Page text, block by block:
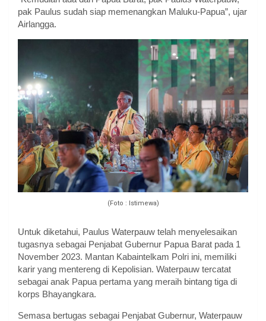
pak Paulus sudah siap memenangkan Maluku-Papua”, ujar
Airlangga.
(Foto : Istimewa)
Untuk diketahui, Paulus Waterpauw telah menyelesaikan
tugasnya sebagai Penjabat Gubernur Papua Barat pada 1
November 2023. Mantan Kabaintelkam Polri ini, memiliki
karir yang mentereng di Kepolisian. Waterpauw tercatat
sebagai anak Papua pertama yang meraih bintang tiga di
korps Bhayangkara.
Semasa bertugas sebagai Penjabat Gubernur, Waterpauw